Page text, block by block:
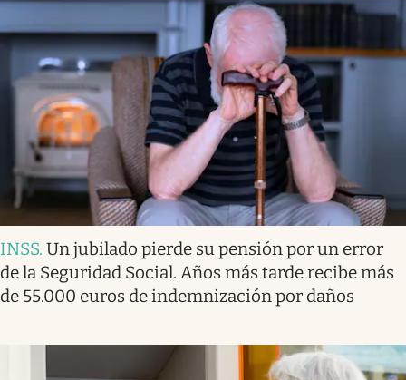
INSS. Un jubilado pierde su pensión por un error
de la Seguridad Social. Años más tarde recibe más
de 55.000 euros de indemnización por daños